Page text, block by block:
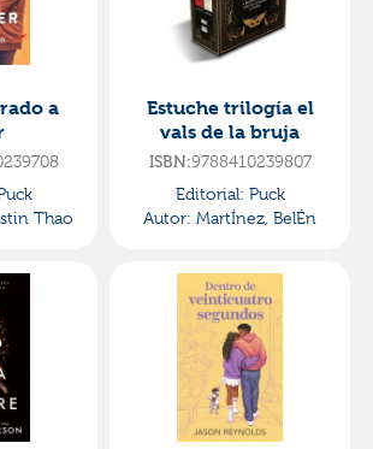
a
Thao
Estuche trilogía el
vals de la bruja
ISBN:9788410239807
Editorial: Puck
Autor: MartÍnez, BelÉn